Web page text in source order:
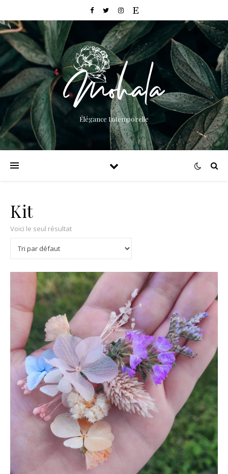
Élégance Intemporelle
Kit
Voici le seul résultat